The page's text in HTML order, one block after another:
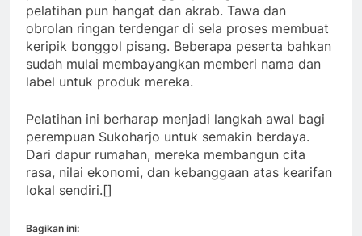
pelatihan pun hangat dan akrab. Tawa dan
obrolan ringan terdengar di sela proses membuat
keripik bonggol pisang. Beberapa peserta bahkan
sudah mulai membayangkan memberi nama dan
label untuk produk mereka.
Pelatihan ini berharap menjadi langkah awal bagi
perempuan Sukoharjo untuk semakin berdaya.
Dari dapur rumahan, mereka membangun cita
rasa, nilai ekonomi, dan kebanggaan atas kearifan
lokal sendiri.[]
Bagikan ini: